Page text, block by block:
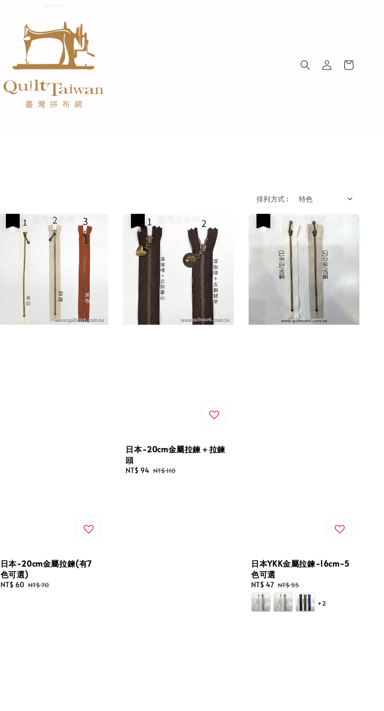
排列方式 :
日本-20cm金屬拉鍊(有7
色可選)
Sale
NT$ 60 Regular
NT$ 70
日本-20cm金屬拉鍊＋拉鍊
頭
Sale
NT$ 94 Regular
NT$ 110
日本YKK金屬拉鍊-16cm-5
色可選
Sale
price
NT$ 47 Regular
price
NT$ 55
+2